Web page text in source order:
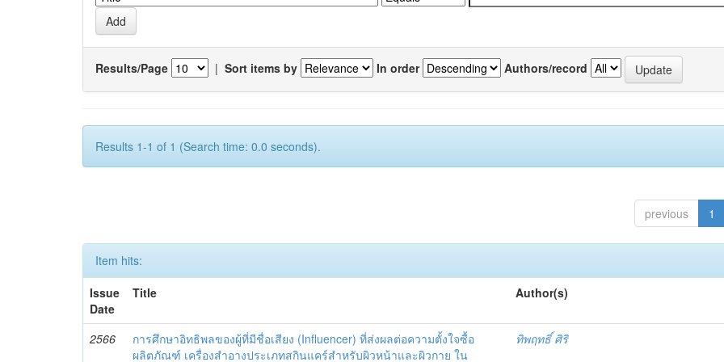
Results/Page | Sort items by In order Authors/record
Results 1-1 of 1 (Search time: 0.0 seconds).
previous 1
Item hits:
Issue
Date
Title Author(s)
2566
การศึกษาอิทธิพลของผู้ที่มีชื่อเสียง (Influencer) ที่ส่งผลต่อความตั้งใจซื้อ
ผลิตภัณฑ์ เครื่องสำอางประเภทสกินแคร์สำหรับผิวหน้าและผิวกาย ใน
ทิพฤทธิ์ ศิริ